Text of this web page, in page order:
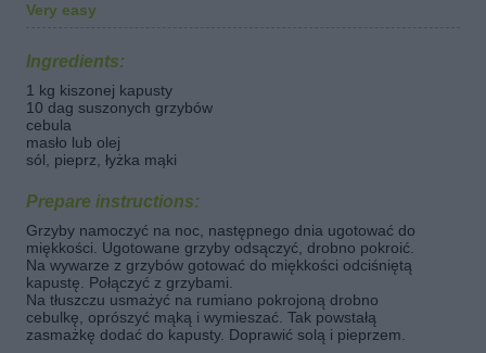
Very easy
Ingredients:
1 kg kiszonej kapusty
10 dag suszonych grzybów
cebula
masło lub olej
sól, pieprz, łyżka mąki
Prepare instructions:
Grzyby namoczyć na noc, następnego dnia ugotować do
miękkości. Ugotowane grzyby odsączyć, drobno pokroić.
Na wywarze z grzybów gotować do miękkości odciśniętą
kapustę. Połączyć z grzybami.
Na tłuszczu usmażyć na rumiano pokrojoną drobno
cebulkę, oprószyć mąką i wymieszać. Tak powstałą
zasmażkę dodać do kapusty. Doprawić solą i pieprzem.